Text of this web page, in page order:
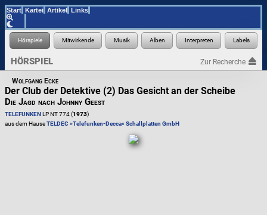
Start Kartei Artikel Links
HÖRSPIEL Zur Recherche
Wolfgang Ecke
Der Club der Detektive (2) Das Gesicht an der Scheibe
Die Jagd nach Johnny Geest
TELEFUNKEN LP NT 774 (1973)
aus dem HauseTELDEC »Telefunken-Decca« Schallplatten GmbH